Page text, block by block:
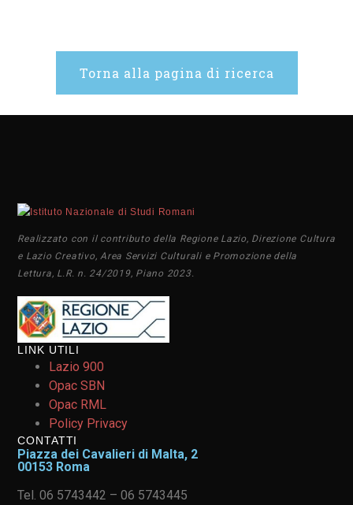
Torna alla pagina di ricerca
Realizzato con il contributo della Regione Lazio, Direzione Cultura
e Lazio Creativo, Area Servizi Culturali e Promozione della
Lettura, L.R. n. 24/2019, Piano 2023.
LINK UTILI
Lazio 900
Opac SBN
Opac RML
Policy Privacy
CONTATTI
Piazza dei Cavalieri di Malta, 2
00153 Roma
Tel. 06 5743442 – 06 5743445